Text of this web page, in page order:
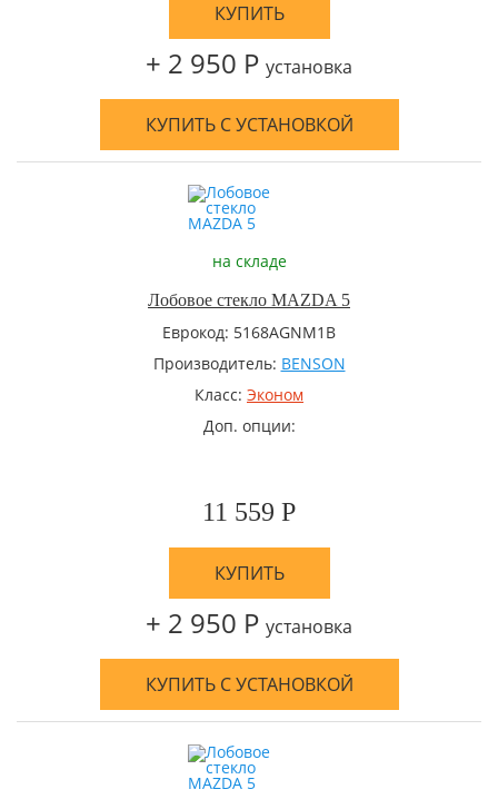
КУПИТЬ
+ 2 950 Р установка
КУПИТЬ С УСТАНОВКОЙ
на складе
Лобовое стекло MAZDA 5
Еврокод: 5168AGNM1B
Производитель: BENSON
Класс: Эконом
Доп. опции:
11 559 Р
КУПИТЬ
+ 2 950 Р установка
КУПИТЬ С УСТАНОВКОЙ